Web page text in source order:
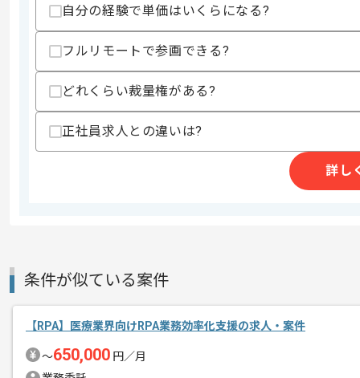
その他募集要項
商談回数
2回
募集人数
高還元SES事業、ITフリーランスエー
VBAを用いた実務経験を活かしたい方に
基本的には常駐での作業を見込んでおり
自分の経験で単価はいくらになる?
フルリモートで参画できる?
どれくらい裁量権がある?
正社員求人との違いは?
詳し
条件が似ている案件
【RPA】医療業界向けRPA業務効率化支援の求人・案件
〜650,000 円／月